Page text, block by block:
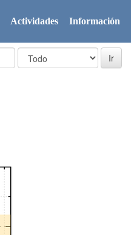
Actividades Información